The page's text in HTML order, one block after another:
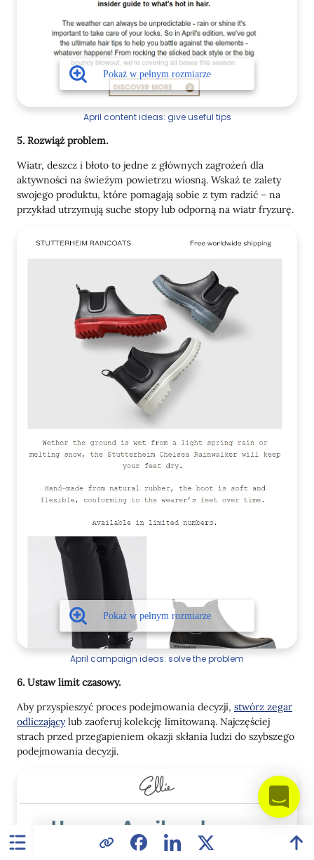
April content ideas: give useful tips
5. Rozwiąż problem.
Wiatr, deszcz i błoto to jedne z głównych zagrożeń dla
aktywności na świeżym powietrzu wiosną. Wskaż te zalety
swojego produktu, które pomagają sobie z tym radzić – na
przykład utrzymują suche stopy lub odporną na wiatr fryzurę.
April campaign ideas: solve the problem
6. Ustaw limit czasowy.
Aby przyspieszyć proces podejmowania decyzji, stwórz zegar
odliczającylub zaoferuj kolekcję limitowaną. Najczęściej
strach przed przegapieniem okazji skłania ludzi do szybszego
podejmowania decyzji.